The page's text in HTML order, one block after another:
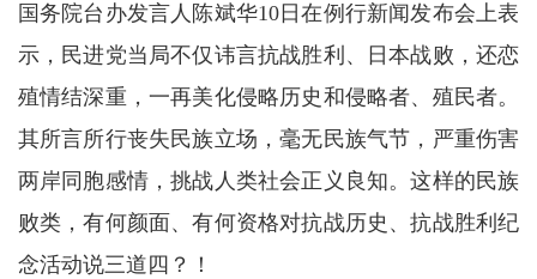
国务院台办发言人陈斌华10日在例行新闻发布会上表
示，民进党当局不仅讳言抗战胜利、日本战败，还恋
殖情结深重，一再美化侵略历史和侵略者、殖民者。
其所言所行丧失民族立场，毫无民族气节，严重伤害
两岸同胞感情，挑战人类社会正义良知。这样的民族
败类，有何颜面、有何资格对抗战历史、抗战胜利纪
念活动说三道四？！